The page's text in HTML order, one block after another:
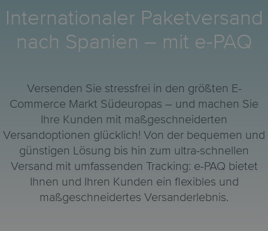
Internationaler Paketversand
nach Spanien – mit e-PAQ
Versenden Sie stressfrei in den größten E-
Commerce Markt Südeuropas – und machen Sie
Ihre Kunden mit maßgeschneiderten
Versandoptionen glücklich! Von der bequemen und
günstigen Lösung bis hin zum ultra-schnellen
Versand mit umfassenden Tracking: e-PAQ bietet
Ihnen und Ihren Kunden ein flexibles und
maßgeschneidertes Versanderlebnis.